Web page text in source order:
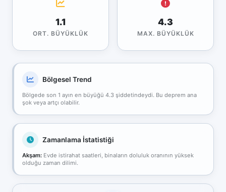
1.1
ORT. BÜYÜKLÜK
4.3
MAX. BÜYÜKLÜK
Bölgesel Trend
Bölgede son 1 ayın en büyüğü 4.3 şiddetindeydi. Bu deprem ana
şok veya artçı olabilir.
Zamanlama İstatistiği
Akşam: Evde istirahat saatleri, binaların doluluk oranının yüksek
olduğu zaman dilimi.